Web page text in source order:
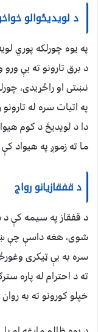
د لویدیځوالو
په یوه چورلکه پوري
د برق تارونو ته یې
نښتی او راځړیدی،
په اتیات سره له
دا د لویدیځ د کوم
ما ته زموږ په هیواد
د قفقازیانو رواج
د قفقاز په سیمه کې
شوی، هغه داسې چې
سره به یې ټیکری
ته د احترام له پاره
خپلو کورونو ته به